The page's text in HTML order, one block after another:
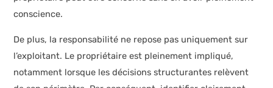
conscience.
De plus, la responsabilité ne repose pas uniquement sur
l’exploitant. Le propriétaire est pleinement impliqué,
notamment lorsque les décisions structurantes relèvent